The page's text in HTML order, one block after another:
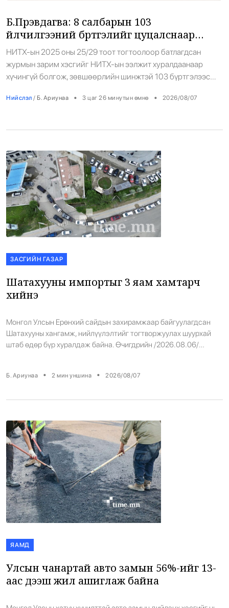
Б.Пүрэвдагва: 8 салбарын 103
үйлчилгээний бүртгэлийг цуцалснаар
бизнес эрхлэхэд таатай нөхцөл бүрдэнэ
НИТХ-ын 2025 оны 25/29 тоот тогтоолоор батлагдсан
журмын зарим хэсгийг НИТХ-ын ээлжит хуралдаанаар
хүчингүй болгож, зөвшөөрлийн шинжтэй 103 бүртгэлээс
Засаг дарга бөгөөд Улаанбаатар хотын Захирагч
санаачилгын хүрээнд “E-LICENSE” цахим системээр
мэдэгдлээ шууд хүргэн, […]
Нийслэл / Б. Ариунаа • 3 цаг 26 минутын өмнө • 2026/08/07
ЗАСГИЙН ГАЗАР
Шатахууны импортыг 3 яам хамтарч
хийнэ
Монгол Улсын Ерөнхий сайдын захирамжаар байгуулагдсан
Шатахууны хангамж, нийлүүлэлтийг тогтворжуулах шуурхай
штаб өдөр бүр хуралдаж байна. Өчигдрийн /2026.08.06/
авсан иргэдийн 14 хувь буюу 7000 гаруй нь тухайн өдрөө дахин
автобензин олгох шийдвэр хэрэгжүүлснээс […]
Б. Ариунаа • 2 мин уншина • 2026/08/07
ЯАМД
Улсын чанартай авто замын 56%-ийг 13-
аас дээш жил ашиглаж байна